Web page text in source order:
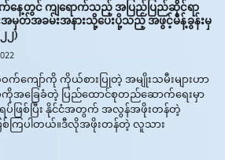
က်နေ့တွင် ကျရောက်သည့် အပြည်ပြည်ဆိုင်ရာ
အမှတ်အခမ်းအနားသို့ပေးပို့သည့် အဖွင့်မိန့်ခွန်းမှ
၂)
က်ကျော်ကို ကိုယ်စားပြုတဲ့ အမျိုးသမီးများဟာ
အခြေခံတဲ့ ပြည်ထောင်စုတည်ဆောက်ရေးမှာ
ပ်ဖြစ်ပြီး နိုင်ငံအတွက် အလွန်အဖိုးတန်တဲ့
စ်ကြပါတယ်။ဒီလိုအဖိုးတန်တဲ့ လူသား